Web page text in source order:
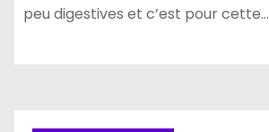
peu digestives et c’est pour cette…